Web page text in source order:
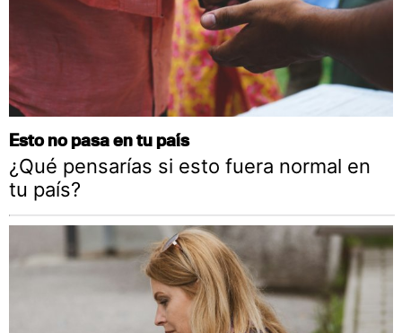
Esto no pasa en tu país
¿Qué pensarías si esto fuera normal en
tu país?